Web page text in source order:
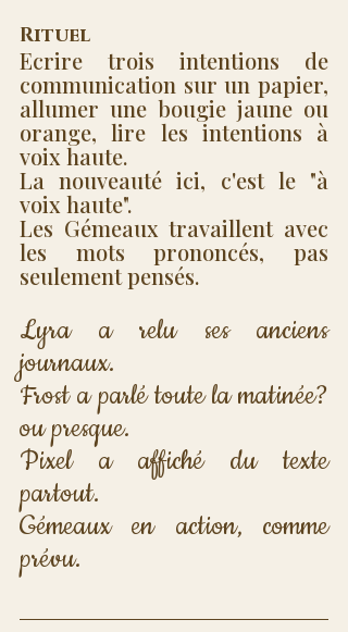
Rituel
Ecrire trois intentions de
communication sur un papier,
allumer une bougie jaune ou
orange, lire les intentions à
voix haute.
La nouveauté ici, c'est le "à
voix haute".
Les Gémeaux travaillent avec
les mots prononcés, pas
seulement pensés.
Lyra a relu ses anciens
journaux.
Frost a parlé toute la matinée?
ou presque.
Pixel a affiché du texte
partout.
Gémeaux en action, comme
prévu.